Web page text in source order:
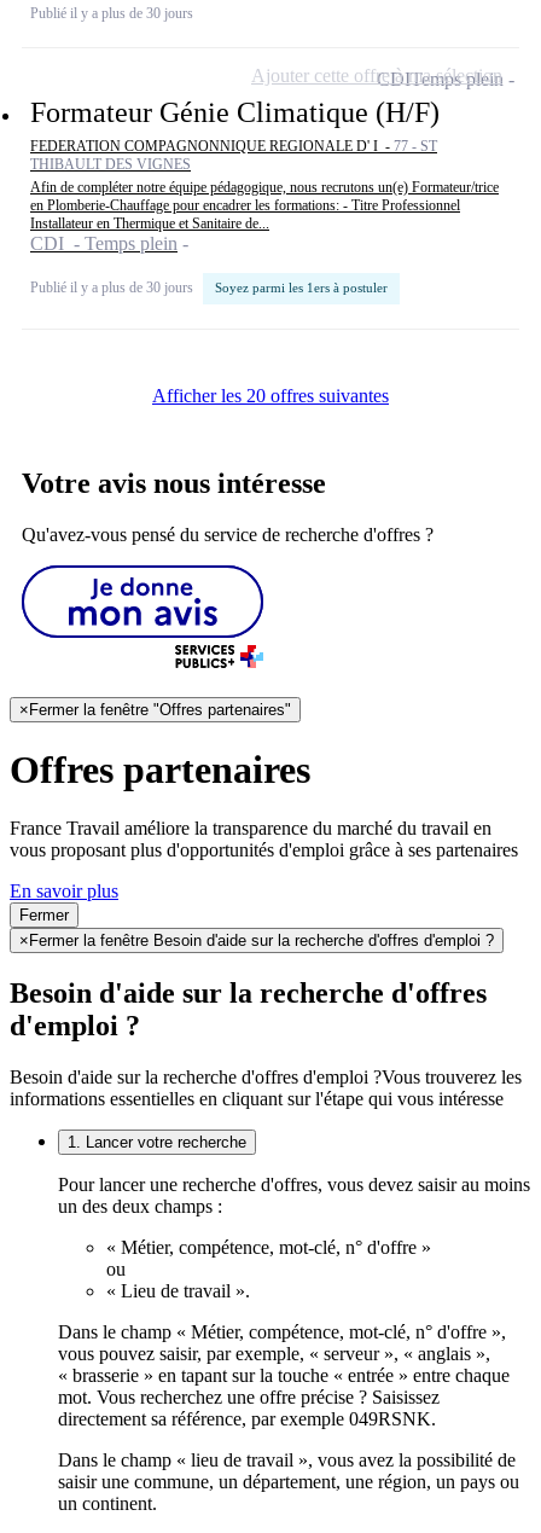
Publié il y a plus de 30 jours
Formateur Génie Climatique (H/F)
FEDERATION COMPAGNONNIQUE REGIONALE D' I - 77 - ST
THIBAULT DES VIGNES
Afin de compléter notre équipe pédagogique, nous recrutons un(e) Formateur/trice
en Plomberie-Chauffage pour encadrer les formations: - Titre Professionnel
Installateur en Thermique et Sanitaire de...
CDI - Temps plein
Publié il y a plus de 30 jours Soyez parmi les 1ers à postuler
CDITemps plein
Ajouter cette offre à ma sélection
Afficher les 20 offres suivantes
Votre avis nous intéresse
Qu'avez-vous pensé du service de recherche d'offres ?
×Fermer la fenêtre "Offres partenaires"
Offres partenaires
France Travail améliore la transparence du marché du travail en
vous proposant plus d'opportunités d'emploi grâce à ses partenaires
En savoir plus
Fermer
× Fermer la fenêtre Besoin d'aide sur la recherche d'offres d'emploi ?
Besoin d'aide sur la recherche d'offres
d'emploi ?
Besoin d'aide sur la recherche d'offres d'emploi ?Vous trouverez les
informations essentielles en cliquant sur l'étape qui vous intéresse
1. Lancer votre recherche
Pour lancer une recherche d'offres, vous devez saisir au moins
un des deux champs :
« Métier, compétence, mot-clé, n° d'offre »
ou
« Lieu de travail ».
Dans le champ « Métier, compétence, mot-clé, n° d'offre »,
vous pouvez saisir, par exemple, « serveur », « anglais »,
« brasserie » en tapant sur la touche « entrée » entre chaque
mot. Vous recherchez une offre précise ? Saisissez
directement sa référence, par exemple 049RSNK.
Dans le champ « lieu de travail », vous avez la possibilité de
saisir une commune, un département, une région, un pays ou
un continent.